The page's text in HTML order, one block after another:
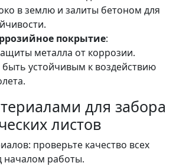
в землю и залиты бетоном для
покрытие:
металла от коррозии.
устойчивым к воздействию
для забора
листов
проверьте качество всех
началом работы.